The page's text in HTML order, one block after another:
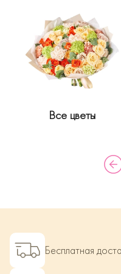
Все цветы
Бесплатная